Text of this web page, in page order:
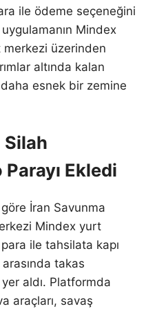
ile ödeme seçeneğini
Mindex
merkezi üzerinden
altında kalan
daha esnek bir zemine
Ekledi
İran Savunma
Mindex yurt
para ile tahsilata kapı
takas
aldı. Platformda
araçları, savaş